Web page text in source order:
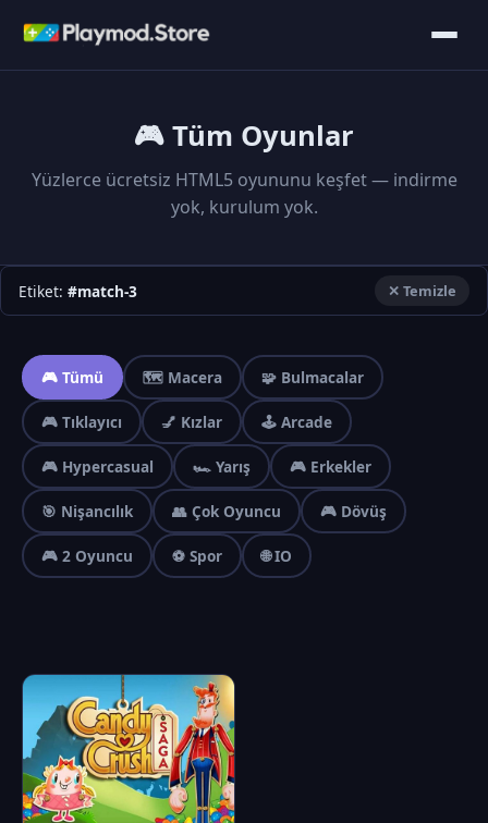
🎮 Tüm Oyunlar
Yüzlerce ücretsiz HTML5 oyununu keşfet — indirme
yok, kurulum yok.
Etiket: #match-3 ✕ Temizle
🎮 Tümü 🗺️ Macera 🧩 Bulmacalar
🎮 Tıklayıcı 💅 Kızlar 🕹️ Arcade
🎮 Hypercasual 🏎️ Yarış 🎮 Erkekler
🎯 Nişancılık 👥 Çok Oyuncu 🎮 Dövüş
🎮 2 Oyuncu ⚽ Spor 🌐 IO